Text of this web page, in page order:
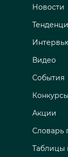
Новости
Видео
События
Конкурсы
Акции
Словарь
Таблицы